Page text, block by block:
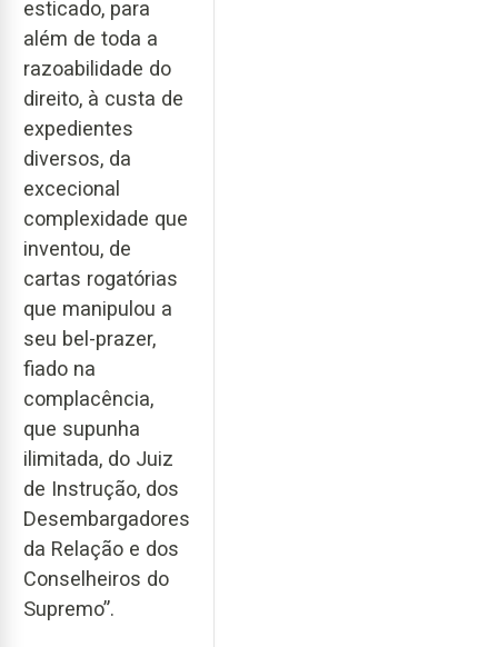
esticado, para
além de toda a
razoabilidade do
direito, à custa de
expedientes
diversos, da
excecional
complexidade que
inventou, de
cartas rogatórias
que manipulou a
seu bel-prazer,
fiado na
complacência,
que supunha
ilimitada, do Juiz
de Instrução, dos
Desembargadores
da Relação e dos
Conselheiros do
Supremo”.